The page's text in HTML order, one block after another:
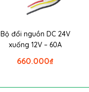
Bộ đổi nguồn DC 24V
xuống 12V – 60A
₫
660.000